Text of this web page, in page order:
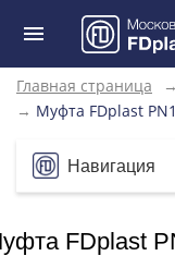
Главная страница →
→ Муфта FDplast
Навигация
FDplast